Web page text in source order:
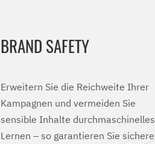
BRAND SAFETY
Erweitern Sie die Reichweite Ihrer
Kampagnen und vermeiden Sie
sensible Inhalte durchmaschinelles
Lernen – so garantieren Sie sichere